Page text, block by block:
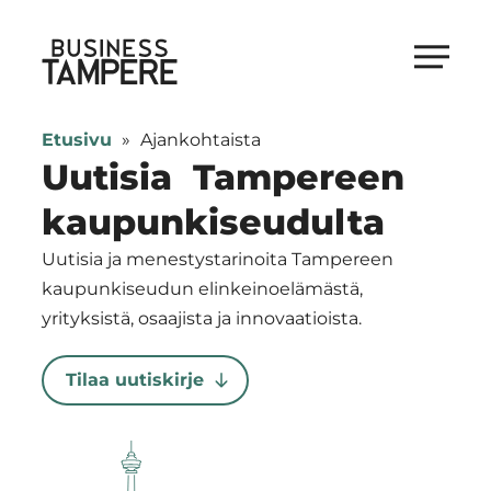
suoraan
sisältöön
Business Tampere
Tampere
supports
talents,
investors
and
entrepreneurs
in
a
smooth
Etusivu » Ajankohtaista
Uutisia Tampereen
kaupunkiseudulta
Uutisia ja menestystarinoita Tampereen
kaupunkiseudun elinkeinoelämästä,
yrityksistä, osaajista ja innovaatioista.
Tilaa uutiskirje